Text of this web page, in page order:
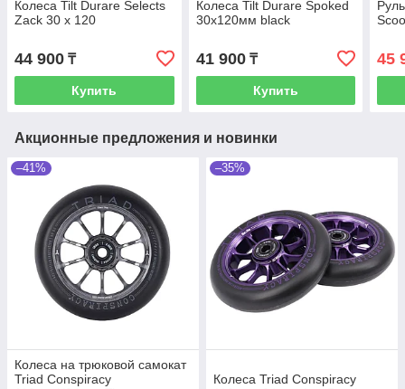
Колеса Tilt Durare Selects
Zack 30 x 120
44 900 ₸
Купить
Колеса Tilt Durare Spoked
30x120мм black
41 900₸
Купить
45
Акционные предложения и новинки
–41%
Колеса на трюковой самокат
Triad Conspiracy
–35%
Колеса Triad Conspiracy